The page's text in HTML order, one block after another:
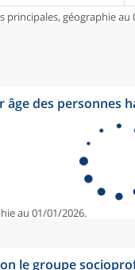
principales, géographie au
âge des
au 01/01/2026.
le groupe